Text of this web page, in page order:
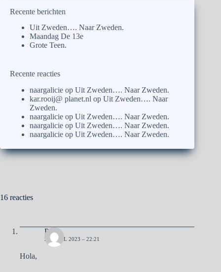
Recente berichten
Uit Zweden…. Naar Zweden.
Maandag De 13e
Grote Teen.
Recente reacties
naargalicie op Uit Zweden…. Naar Zweden.
kar.rooij@ planet.nl op Uit Zweden…. Naar
Zweden.
naargalicie op Uit Zweden…. Naar Zweden.
naargalicie op Uit Zweden…. Naar Zweden.
naargalicie op Uit Zweden…. Naar Zweden.
16 reacties
Pa
20 APRIL 2023 – 22:21
Hola,